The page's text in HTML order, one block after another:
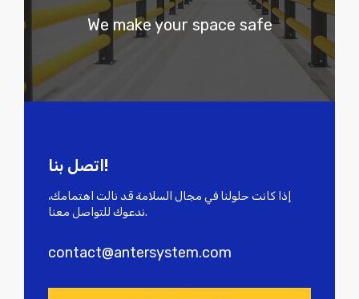
We make your space safe
اتصل بنا!
إذا كانت حلولنا في مجال السلامة قد نالت اهتمامك،
ندعوك للتواصل معنا.
contact@antersystem.com